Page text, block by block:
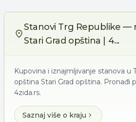
Stanovi Trg Republike —
Stari Grad opština | 4...
Kupovina i iznajmljivanje stanova u
opština Stari Grad opština. Pronađi
4zida.rs.
Saznaj više o kraju